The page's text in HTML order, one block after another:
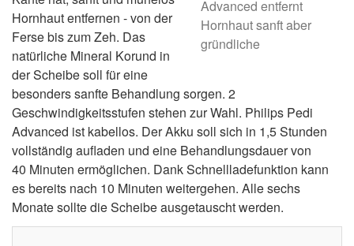
Advanced entfernt
Hornhaut sanft aber
gründliche
Hornhaut entfernen - von der
Ferse bis zum Zeh. Das
natürliche Mineral Korund in
der Scheibe soll für eine
besonders sanfte Behandlung sorgen. 2
Geschwindigkeitsstufen stehen zur Wahl. Philips Pedi
Advanced ist kabellos. Der Akku soll sich in 1,5 Stunden
vollständig aufladen und eine Behandlungsdauer von
40 Minuten ermöglichen. Dank Schnellladefunktion kann
es bereits nach 10 Minuten weitergehen. Alle sechs
Monate sollte die Scheibe ausgetauscht werden.